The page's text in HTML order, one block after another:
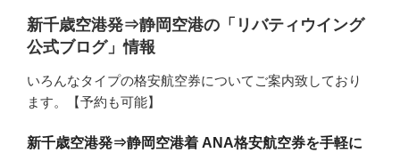
新千歳空港発⇒静岡空港の「リバティウイング
公式ブログ」情報
いろんなタイプの格安航空券についてご案内致しており
ます。【予約も可能】
新千歳空港発⇒静岡空港着 ANA格安航空券を手軽に